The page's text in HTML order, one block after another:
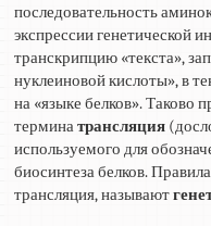
последовательность
экспрессии генетической
транскрипцию «текста»,
нуклеиновой кислоты», в
на «языке белков». Таково
терминатрансляция
используемого для
биосинтеза белков.
трансляция, называют